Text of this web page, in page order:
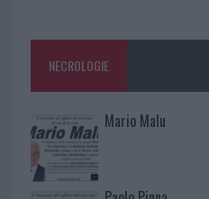
NECROLOGIE
Mario Malu